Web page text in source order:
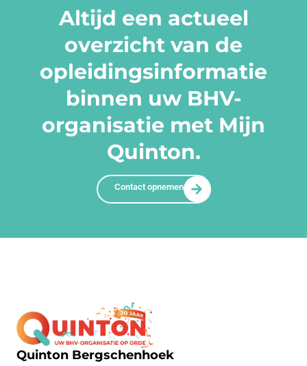
Altijd een actueel
overzicht van de
opleidingsinformatie
binnen uw BHV-
organisatie met Mijn
Quinton.
Contact opnemen
Quinton Bergschenhoek